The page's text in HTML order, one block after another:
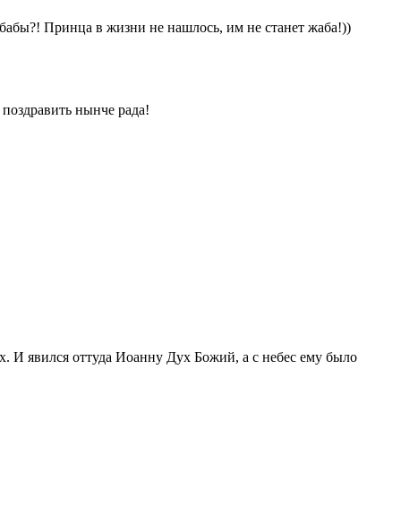
Принца в жизни не нашлось, им не станет жаба!))
нынче рада!
И явился оттуда Иоанну Дух Божий, а с небес ему было